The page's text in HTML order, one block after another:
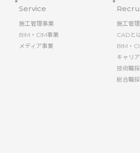
Service
施工管理事業
BIM・CIM事業
メディア事業
施工管
CADと
BIM・
キャリ
技術職
総合職